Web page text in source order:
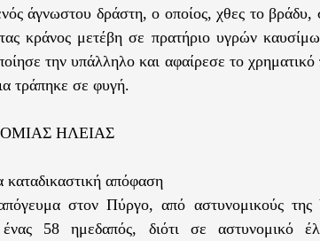
άγνωστου δράστη, ο οποίος, χθες το
κράνος μετέβη σε πρατήριο υγρών
την υπάλληλο και αφαίρεσε το
τράπηκε σε φυγή.
ΗΛΕΙΑΣ
καταδικαστική απόφαση
στον Πύργο, από αστυνομικούς της
58 ημεδαπός, διότι σε αστυνομικό